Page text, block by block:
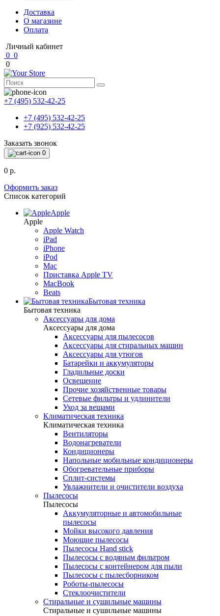
Доставка
О магазине
Оплата
Личный кабинет
0 0
0
+7 (495) 532-42-25
+7 (495) 532-42-25
+7 (925) 532-42-25
Заказать звонок
0
0 р.
Оформить заказ
Список категорий
Apple
Apple
Apple Watch
iPad
iPhone
iPod
Mac
Приставка Apple TV
MacBook
Beats
Бытовая техника
Бытовая техника
Аксессуары для дома
Аксессуары для дома
Аксессуары для пылесосов
Аксессуары для стиральных машин
Аксессуары для утюгов
Батарейки и аккумуляторы
Гладильные доски
Освещение
Прочие хозяйственные товары
Сетевые фильтры и удлинители
Уход за вещами
Климатическая техника
Климатическая техника
Вентиляторы
Водонагреватели
Кондиционеры
Напольные мобильные кондиционеры
Обогревательные приборы
Сплит-системы
Увлажнители и очистители воздуха
Пылесосы
Пылесосы
Аккумуляторные и автомобильные
пылесосы
Мойки высокого давления
Моющие пылесосы
Пылесосы Hand stick
Пылесосы с водяным фильтром
Пылесосы с контейнером для пыли
Пылесосы с пылесборником
Роботы-пылесосы
Стеклоочистители
Стиральные и сушильные машины
Стиральные и сушильные машины